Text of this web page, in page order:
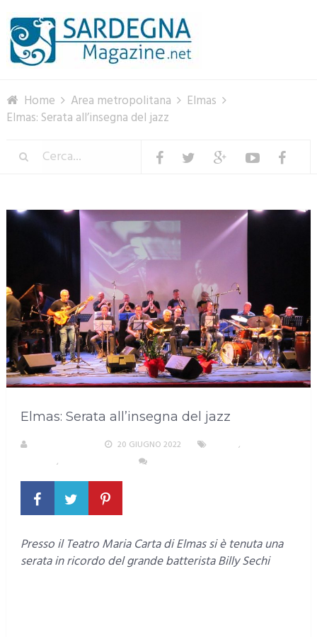
Home Area metropolitana
Elmas
Elmas: Serata all’insegna del jazz
Elmas: Serata all’insegna del jazz
20 GIUGNO 2022 ,
,
Presso il Teatro Maria Carta di Elmas si è tenuta una
serata in ricordo del grande batterista Billy Sechi